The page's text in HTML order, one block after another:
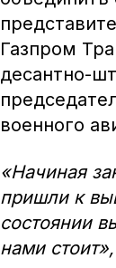
Газпром
десантно-
военного
«Начиная
пришли к
состоянии
нами